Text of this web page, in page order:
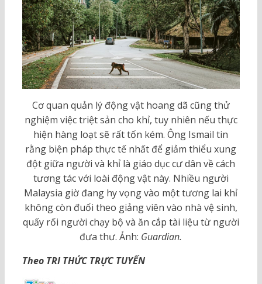
Cơ quan quản lý động vật hoang dã cũng thử
nghiệm việc triệt sản cho khỉ, tuy nhiên nếu thực
hiện hàng loạt sẽ rất tốn kém. Ông Ismail tin
rằng biện pháp thực tế nhất để giảm thiểu xung
đột giữa người và khỉ là giáo dục cư dân về cách
tương tác với loài động vật này. Nhiều người
Malaysia giờ đang hy vọng vào một tương lai khỉ
không còn đuổi theo giảng viên vào nhà vệ sinh,
quấy rối người chạy bộ và ăn cắp tài liệu từ người
đưa thư. Ảnh: Guardian.
Theo TRI THỨC TRỰC TUYẾN